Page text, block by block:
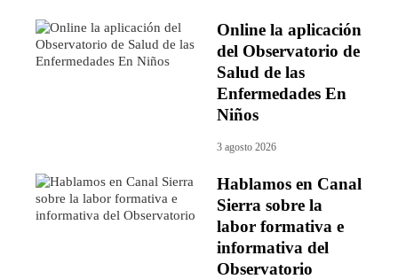
Online la aplicación
del Observatorio de
Salud de las
Enfermedades En
Niños
3 agosto 2026
Hablamos en Canal
Sierra sobre la
labor formativa e
informativa del
Observatorio